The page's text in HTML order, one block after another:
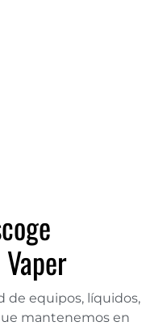
de equipos, líquidos,
mantenemos en